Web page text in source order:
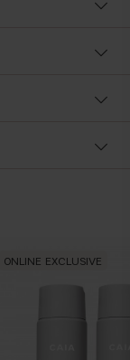
ONLINE EXCLUSIVE